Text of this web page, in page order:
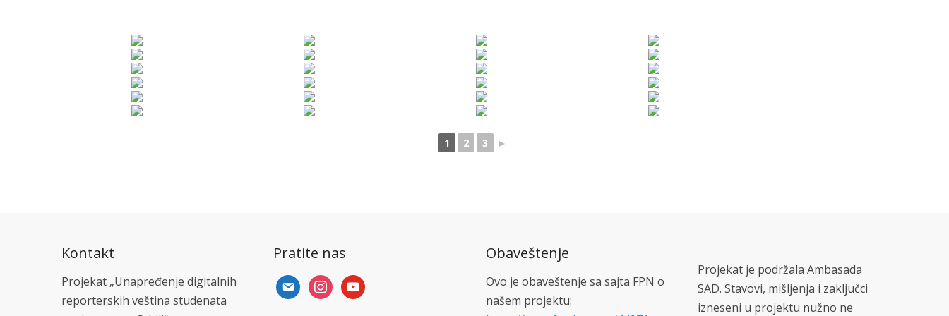
1 2 3 ►
Kontakt
Projekat „Unapređenje digitalnih
reporterskih veština studenata
Pratite nas
email instagram
youtube
Obaveštenje
Ovo je obaveštenje sa sajta FPN o
našem projektu:
Projekat je podržala Ambasada
SAD. Stavovi, mišljenja i zaključci
izneseni u projektu nužno ne